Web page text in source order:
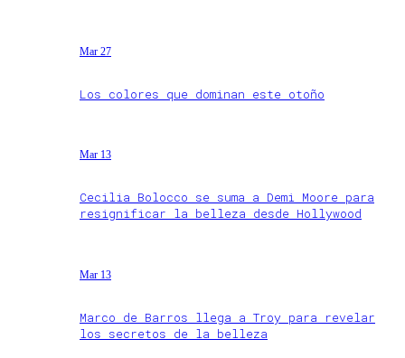
Mar 27
Los colores que dominan este otoño
Mar 13
Cecilia Bolocco se suma a Demi Moore para
resignificar la belleza desde Hollywood
Mar 13
Marco de Barros llega a Troy para revelar
los secretos de la belleza